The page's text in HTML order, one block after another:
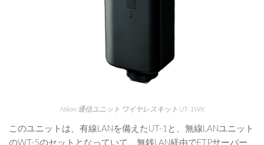
Nikon 通信ユニット ワイヤレスキット UT-1WK
このユニットは、有線LANを備えたUT-1と、無線LANユニット
のWT-5のセットとなっていて、無銭LAN経由でFTPサーバー